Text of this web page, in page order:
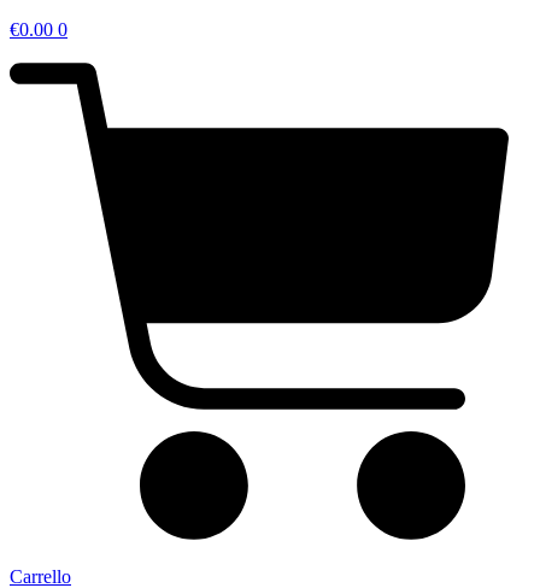
€0.00 0
Carrello